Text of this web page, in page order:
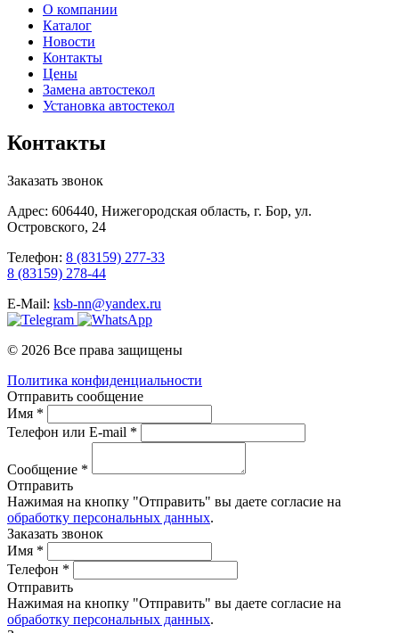
О компании
Каталог
Новости
Контакты
Цены
Замена автостекол
Установка автостекол
Контакты
Заказать звонок
Адрес: 606440, Нижегородская область, г. Бор, ул.
Островского, 24
Телефон: 8 (83159) 277-33
8 (83159) 278-44
E-Mail: ksb-nn@yandex.ru
© 2026 Все права защищены
Политика конфиденциальности
Отправить сообщение
Имя *
Телефон или E-mail *
Сообщение *
Отправить
Нажимая на кнопку "Отправить" вы даете согласие на
обработку персональных данных.
Заказать звонок
Имя *
Телефон *
Отправить
Нажимая на кнопку "Отправить" вы даете согласие на
обработку персональных данных.